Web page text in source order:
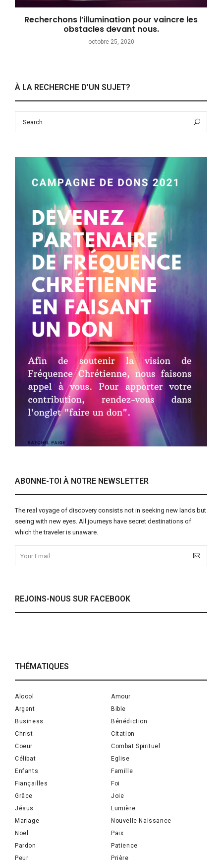
Recherchons l’illumination pour vaincre les
obstacles devant nous.
octobre 25, 2020
À LA RECHERCHE D’UN SUJET?
ABONNE-TOI À NOTRE NEWSLETTER
The real voyage of discovery consists not in seeking new lands but
seeing with new eyes. All journeys have secret destinations of
which the traveler is unaware.
REJOINS-NOUS SUR FACEBOOK
THÉMATIQUES
Alcool
Amour
Argent
Bible
Business
Bénédiction
Christ
Citation
Coeur
Combat Spirituel
Célibat
Eglise
Enfants
Famille
Fiançailles
Foi
Grâce
Joie
Jésus
Lumière
Mariage
Nouvelle Naissance
Noël
Paix
Pardon
Patience
Peur
Prière